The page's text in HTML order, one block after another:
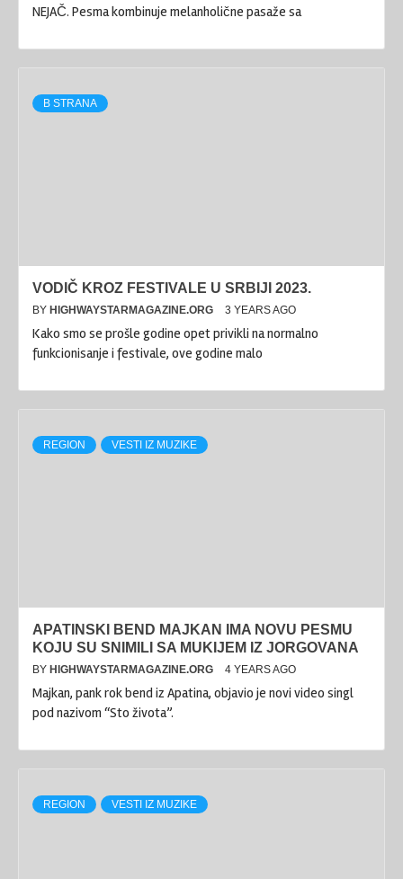
NEJAČ. Pesma kombinuje melanholične pasaže sa
B STRANA
VODIČ KROZ FESTIVALE U SRBIJI 2023.
BY HIGHWAYSTARMAGAZINE.ORG 3 YEARS AGO
Kako smo se prošle godine opet privikli na normalno
funkcionisanje i festivale, ove godine malo
REGION VESTI IZ MUZIKE
APATINSKI BEND MAJKAN IMA NOVU PESMU
KOJU SU SNIMILI SA MUKIJEM IZ JORGOVANA
BY HIGHWAYSTARMAGAZINE.ORG 4 YEARS AGO
Majkan, pank rok bend iz Apatina, objavio je novi video singl
pod nazivom “Sto života”.
REGION VESTI IZ MUZIKE